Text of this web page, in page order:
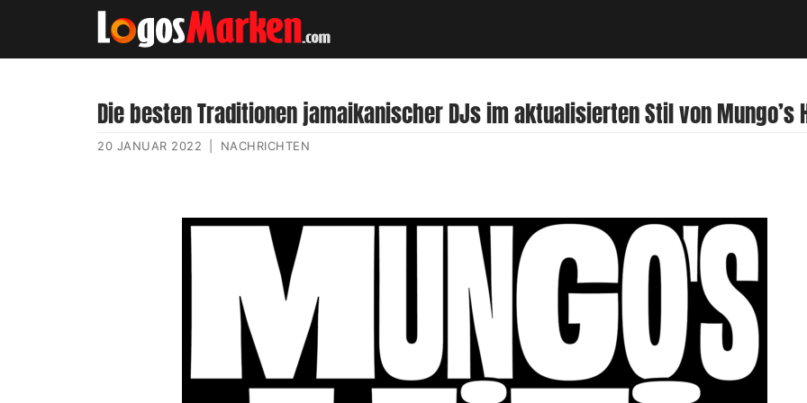
Die besten Traditionen jamaikanischer DJs im aktualisierten Stil von Mungo’s
20 JANUAR 2022 NACHRICHTEN